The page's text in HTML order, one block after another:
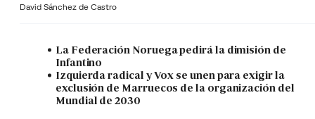
David Sánchez de Castro
La Federación Noruega pedirá la dimisión de
Infantino
Izquierda radical y Vox se unen para exigir la
exclusión de Marruecos de la organización del
Mundial de 2030